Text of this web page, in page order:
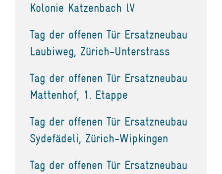
Kolonie Katzenbach lV
Tag der offenen Tür Ersatzneubau
Laubiweg, Zürich-Unterstrass
Tag der offenen Tür Ersatzneubau
Mattenhof, 1. Etappe
Tag der offenen Tür Ersatzneubau
Sydefädeli, Zürich-Wipkingen
Tag der offenen Tür Ersatzneubau